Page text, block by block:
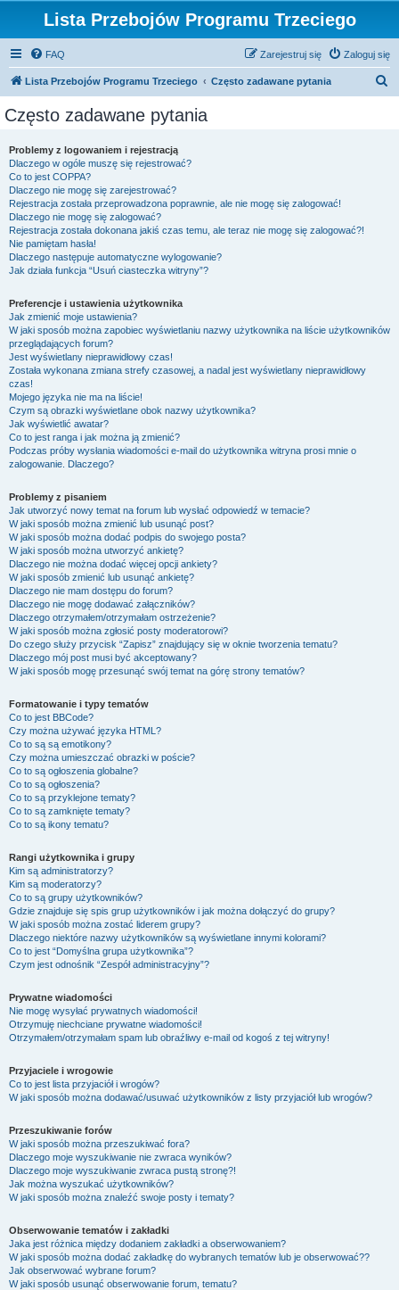
Lista Przebojów Programu Trzeciego
FAQ Zaloguj się
Zarejestruj się
Lista Przebojów Programu Trzeciego Często zadawane pytania
Często zadawane pytania
Problemy z logowaniem i rejestracją
Dlaczego w ogóle muszę się rejestrować?
Co to jest COPPA?
Dlaczego nie mogę się zarejestrować?
Rejestracja została przeprowadzona poprawnie, ale nie mogę się zalogować!
Dlaczego nie mogę się zalogować?
Rejestracja została dokonana jakiś czas temu, ale teraz nie mogę się zalogować?!
Nie pamiętam hasła!
Dlaczego następuje automatyczne wylogowanie?
Jak działa funkcja “Usuń ciasteczka witryny”?
Preferencje i ustawienia użytkownika
Jak zmienić moje ustawienia?
W jaki sposób można zapobiec wyświetlaniu nazwy użytkownika na liście użytkowników
przeglądających forum?
Jest wyświetlany nieprawidłowy czas!
Została wykonana zmiana strefy czasowej, a nadal jest wyświetlany nieprawidłowy
czas!
Mojego języka nie ma na liście!
Czym są obrazki wyświetlane obok nazwy użytkownika?
Jak wyświetlić awatar?
Co to jest ranga i jak można ją zmienić?
Podczas próby wysłania wiadomości e-mail do użytkownika witryna prosi mnie o
zalogowanie. Dlaczego?
Problemy z pisaniem
Jak utworzyć nowy temat na forum lub wysłać odpowiedź w temacie?
W jaki sposób można zmienić lub usunąć post?
W jaki sposób można dodać podpis do swojego posta?
W jaki sposób można utworzyć ankietę?
Dlaczego nie można dodać więcej opcji ankiety?
W jaki sposób zmienić lub usunąć ankietę?
Dlaczego nie mam dostępu do forum?
Dlaczego nie mogę dodawać załączników?
Dlaczego otrzymałem/otrzymałam ostrzeżenie?
W jaki sposób można zgłosić posty moderatorowi?
Do czego służy przycisk “Zapisz” znajdujący się w oknie tworzenia tematu?
Dlaczego mój post musi być akceptowany?
W jaki sposób mogę przesunąć swój temat na górę strony tematów?
Formatowanie i typy tematów
Co to jest BBCode?
Czy można używać języka HTML?
Co to są są emotikony?
Czy można umieszczać obrazki w poście?
Co to są ogłoszenia globalne?
Co to są ogłoszenia?
Co to są przyklejone tematy?
Co to są zamknięte tematy?
Co to są ikony tematu?
Rangi użytkownika i grupy
Kim są administratorzy?
Kim są moderatorzy?
Co to są grupy użytkowników?
Gdzie znajduje się spis grup użytkowników i jak można dołączyć do grupy?
W jaki sposób można zostać liderem grupy?
Dlaczego niektóre nazwy użytkowników są wyświetlane innymi kolorami?
Co to jest “Domyślna grupa użytkownika”?
Czym jest odnośnik “Zespół administracyjny”?
Prywatne wiadomości
Nie mogę wysyłać prywatnych wiadomości!
Otrzymuję niechciane prywatne wiadomości!
Otrzymałem/otrzymałam spam lub obraźliwy e-mail od kogoś z tej witryny!
Przyjaciele i wrogowie
Co to jest lista przyjaciół i wrogów?
W jaki sposób można dodawać/usuwać użytkowników z listy przyjaciół lub wrogów?
Przeszukiwanie forów
W jaki sposób można przeszukiwać fora?
Dlaczego moje wyszukiwanie nie zwraca wyników?
Dlaczego moje wyszukiwanie zwraca pustą stronę?!
Jak można wyszukać użytkowników?
W jaki sposób można znaleźć swoje posty i tematy?
Obserwowanie tematów i zakładki
Jaka jest różnica między dodaniem zakładki a obserwowaniem?
W jaki sposób można dodać zakładkę do wybranych tematów lub je obserwować??
Jak obserwować wybrane forum?
W jaki sposób usunąć obserwowanie forum, tematu?